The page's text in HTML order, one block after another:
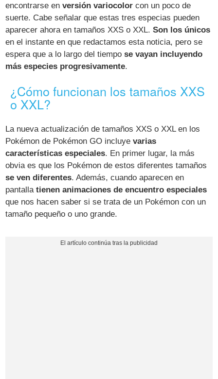
encontrarse enversión variocolor con un poco de
suerte. Cabe señalar que estas tres especias pueden
aparecer ahora en tamaños XXS o XXL.Son los únicos
en el instante en que redactamos esta noticia, pero se
espera que a lo largo del tiempose vayan incluyendo
más especies progresivamente.
¿Cómo funcionan los tamaños XXS
o XXL?
La nueva actualización de tamaños XXS o XXL en los
Pokémon de Pokémon GO incluyevarias
características especiales. En primer lugar, la más
obvia es que los Pokémon de estos diferentes tamaños
se ven diferentes. Además, cuando aparecen en
pantallatienen animaciones de encuentro especiales
que nos hacen saber si se trata de un Pokémon con un
tamaño pequeño o uno grande.